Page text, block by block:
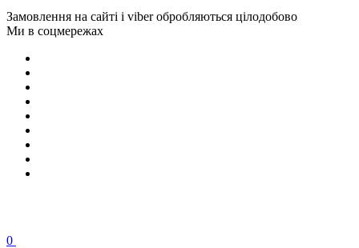
Замовлення на сайті і viber обробляються цілодобово
Ми в соцмережах
0